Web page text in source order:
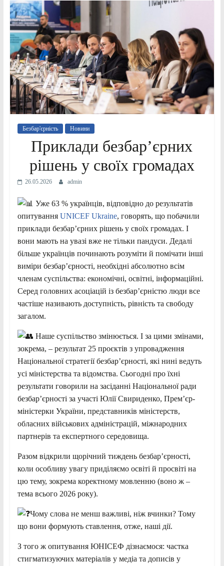
Безбар'єрність Новини
Приклади безбар’єрних
рішень у своїх громадах
26.05.2026 admin
Уже 63 % українців, відповідно до результатів
опитування UNICEF Ukraine, говорять, що побачили
приклади безбар’єрних рішень у своїх громадах. І
вони мають на увазі вже не тільки пандуси. Дедалі
більше українців починають розуміти й помічати інші
виміри безбар’єрності, необхідні абсолютно всім
членам суспільства: економічні, освітні, інформаційні.
Серед головних асоціацій із безбар’єрністю люди все
частіше називають доступність, рівність та свободу
загалом.
Наше суспільство змінюється. І за цими змінами,
зокрема, – результат 25 проєктів з упровадження
Національної стратегії безбар’єрності, які нині ведуть
усі міністерства та відомства. Сьогодні про їхні
результати говорили на засіданні Національної ради
безбар’єрності за участі Юлії Свириденко, Прем’єр-
міністерки України, представників міністерств,
обласних військових адміністрацій, міжнародних
партнерів та експертного середовища.
Разом відкрили щорічний тиждень безбар’єрності,
коли особливу увагу приділяємо освіті й просвіті на
цю тему, зокрема коректному мовленню (воно ж –
тема всього 2026 року).
Чому слова не менш важливі, ніж вчинки? Тому
що вони формують ставлення, отже, наші дії.
З того ж опитування ЮНІСЕФ дізнаємося: частка
стигматизуючих матеріалів у медіа та дописів у